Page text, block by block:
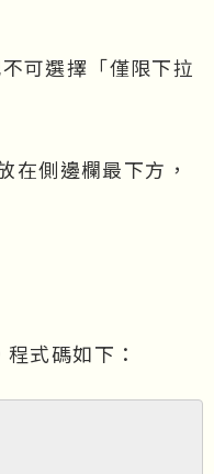
可選擇「僅限下拉
在側邊欄最下方，
式碼如下：